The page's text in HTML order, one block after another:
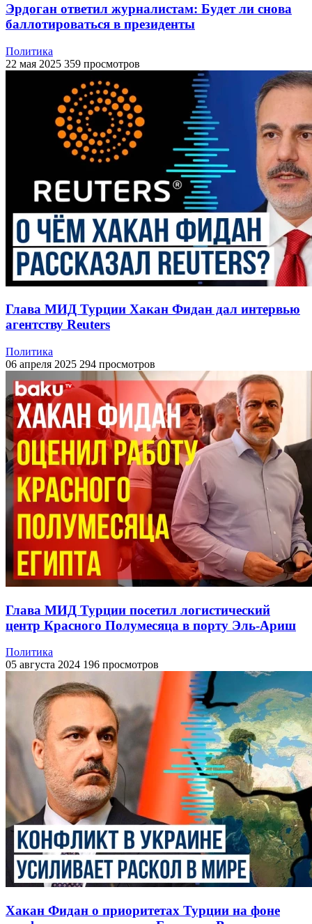
Эрдоган ответил журналистам: Будет ли снова
баллотироваться в президенты
Политика
22 мая 2025 359 просмотров
Глава МИД Турции Хакан Фидан дал интервью
агентству Reuters
Политика
06 апреля 2025 294 просмотров
Глава МИД Турции посетил логистический
центр Красного Полумесяца в порту Эль-Ариш
Политика
05 августа 2024 196 просмотров
Хакан Фидан о приоритетах Турции на фоне